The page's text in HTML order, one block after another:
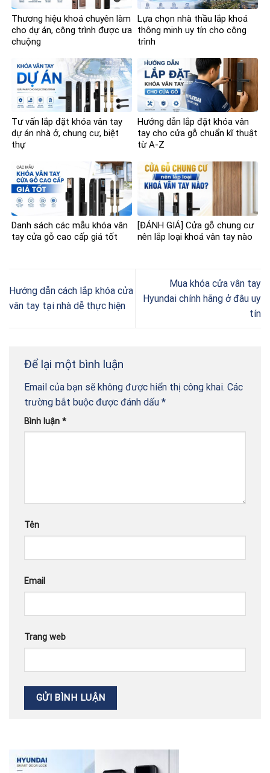
Thương hiệu khoá chuyên làm
cho dự án, công trình được ưa
chuộng
Lựa chọn nhà thầu lắp khoá
thông minh uy tín cho công
trình
Tư vấn lắp đặt khóa vân tay
dự án nhà ở, chung cư, biệt
thự
Hướng dẫn lắp đặt khóa vân
tay cho cửa gỗ chuẩn kĩ thuật
từ A-Z
Danh sách các mẫu khóa vân
tay cửa gỗ cao cấp giá tốt
[ĐÁNH GIÁ] Cửa gỗ chung cư
nên lắp loại khoá vân tay nào
Hướng dẫn cách lắp khóa cửa
vân tay tại nhà dễ thực hiện
Mua khóa cửa vân tay
Hyundai chính hãng ở đâu uy
tín
Để lại một bình luận
Email của bạn sẽ không được hiển thị công khai. Các
trường bắt buộc được đánh dấu *
Bình luận *
Tên
Email
Trang web